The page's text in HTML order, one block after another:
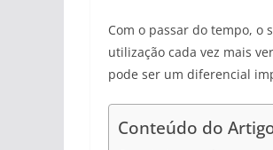
Com o passar do tempo, o
utilização cada vez mais
pode ser um diferencial
Conteúdo do